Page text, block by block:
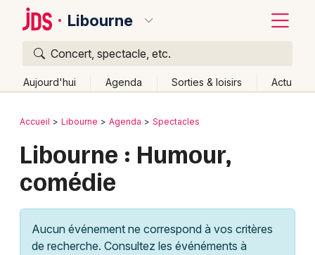
Libourne
Concert, spectacle, etc.
Aujourd'hui Agenda Sorties & loisirs Actu
Publier un événement
Grands événements
Activité & Expérience
Bordeaux
Colmar
Lille
Lyon
Retour
Accueil Libourne Agenda Spectacles
Libourne : Humour,
comédie
Aucun événement ne correspond à vos critères
de recherche. Consultez les événéments à
Quoi ?
Où ?
Partout
Près de moi Changer de lieu
Quand ?
Aujourd'hui
Demain Ce week-end Autre